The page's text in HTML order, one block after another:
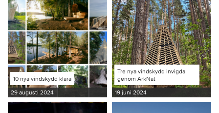
10 nya vindskydd klara
29 augusti 2024
Tre nya vindskydd invigda
genom ArkNat
19 juni 2024